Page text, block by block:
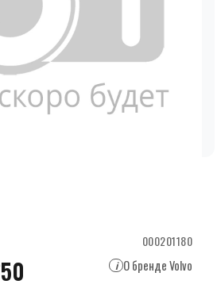
000201180
i О бренде Volvo